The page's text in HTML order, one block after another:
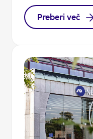
Preberi več